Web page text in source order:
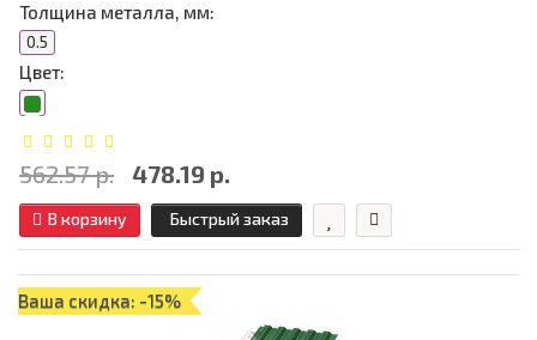
Толщина металла, мм:
0.5
Цвет:
562.57 р. 478.19 р.
В корзину Быстрый заказ
Ваша скидка: -15%